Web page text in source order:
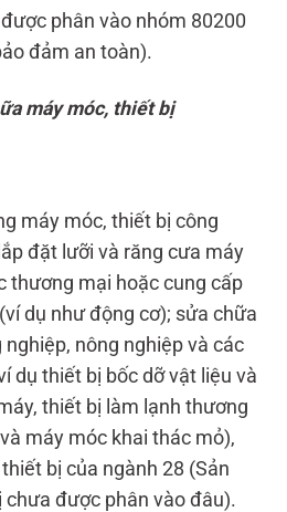
phân vào nhóm 80200
đảm an toàn).
máy móc, thiết bị
máy móc, thiết bị công
đặt lưỡi và răng cưa máy
thương mại hoặc cung cấp
dụ như động cơ); sửa chữa
nông nghiệp và các
dụ thiết bị bốc dỡ vật liệu và
thiết bị làm lạnh thương
máy móc khai thác mỏ),
bị của ngành 28 (Sản
được phân vào đâu).